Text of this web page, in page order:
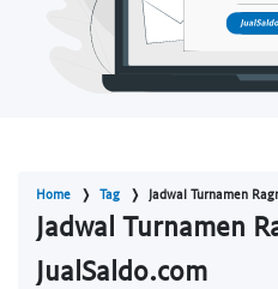
Home Tag Jadwal Turnamen
Jadwal Turnamen
JualSaldo.com